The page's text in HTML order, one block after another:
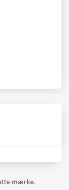
mærke.